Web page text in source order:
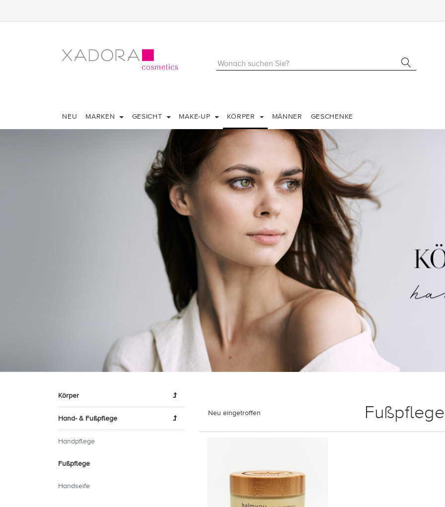
NEU MARKEN GESICHT MAKE-UP KÖRPER MÄNNER GESCHENKE
Körper
Hand- & Fußpflege
Handpflege
Fußpflege
Handseife
Fußpflege
Neu eingetroffen